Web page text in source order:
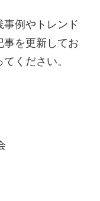
例やトレンド
を更新してお
ください。